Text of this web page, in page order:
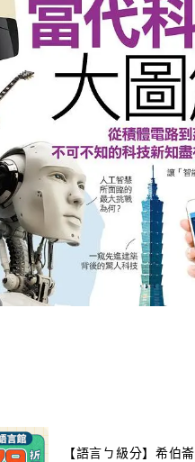
【語言ㄅ級分】希伯崙